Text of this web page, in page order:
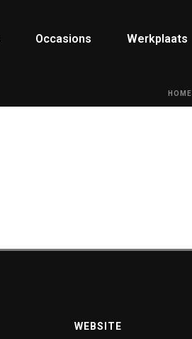
Occasions Werkplaats
HOME
WEBSITE